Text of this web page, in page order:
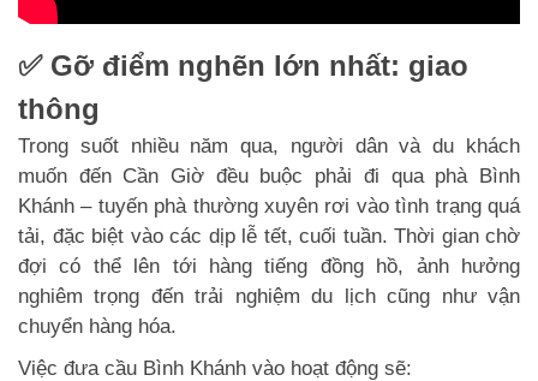
✅ Gỡ điểm nghẽn lớn nhất: giao
thông
Trong suốt nhiều năm qua, người dân và du khách
muốn đến Cần Giờ đều buộc phải đi qua phà Bình
Khánh – tuyến phà thường xuyên rơi vào tình trạng quá
tải, đặc biệt vào các dịp lễ tết, cuối tuần. Thời gian chờ
đợi có thể lên tới hàng tiếng đồng hồ, ảnh hưởng
nghiêm trọng đến trải nghiệm du lịch cũng như vận
chuyển hàng hóa.
Việc đưa cầu Bình Khánh vào hoạt động sẽ: